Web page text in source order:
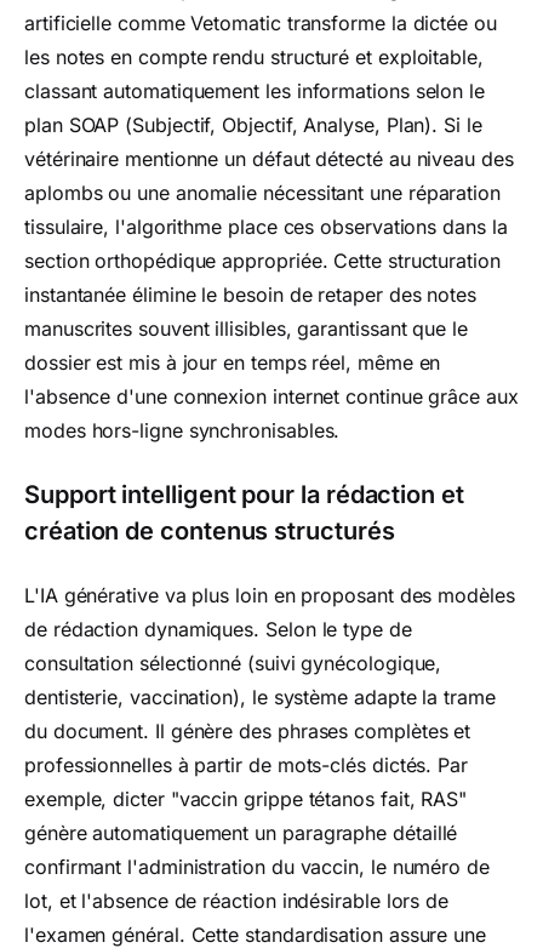
artificielle comme Vetomatic transforme la dictée ou
les notes en compte rendu structuré et exploitable,
classant automatiquement les informations selon le
plan SOAP (Subjectif, Objectif, Analyse, Plan). Si le
vétérinaire mentionne un défaut détecté au niveau des
aplombs ou une anomalie nécessitant une réparation
tissulaire, l'algorithme place ces observations dans la
section orthopédique appropriée. Cette structuration
instantanée élimine le besoin de retaper des notes
manuscrites souvent illisibles, garantissant que le
dossier est mis à jour en temps réel, même en
l'absence d'une connexion internet continue grâce aux
modes hors-ligne synchronisables.
Support intelligent pour la rédaction et
création de contenus structurés
L'IA générative va plus loin en proposant des modèles
de rédaction dynamiques. Selon le type de
consultation sélectionné (suivi gynécologique,
dentisterie, vaccination), le système adapte la trame
du document. Il génère des phrases complètes et
professionnelles à partir de mots-clés dictés. Par
exemple, dicter "vaccin grippe tétanos fait, RAS"
génère automatiquement un paragraphe détaillé
confirmant l'administration du vaccin, le numéro de
lot, et l'absence de réaction indésirable lors de
l'examen général. Cette standardisation assure une